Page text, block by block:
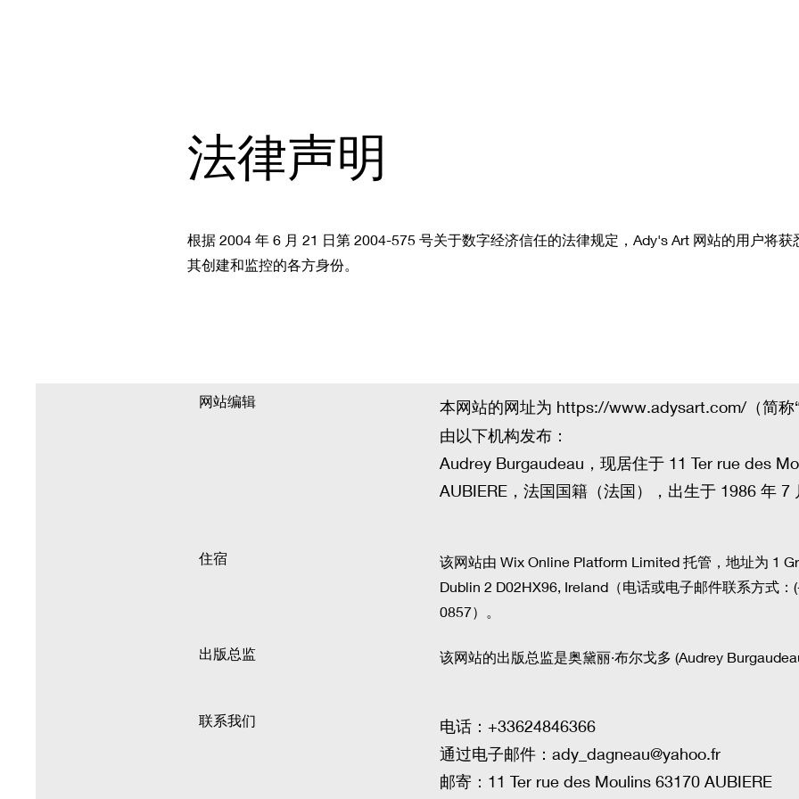
法律声明
根据 2004 年 6 月 21 日第 2004-575 号关于数字经济信任的法律规定，Ady's Art 网站的用户将获
其创建和监控的各方身份。
网站编辑 本网站的网址为 https://www.adysart.com/（简称
由以下机构发布：
Audrey Burgaudeau，现居住于 11 Ter rue des
AUBIERE，法国国籍（法国），出生于 1986 年 7
住宿
该网站由 Wix Online Platform Limited 托管，地址为 1
Dublin 2 D02HX96, Ireland（电话或电子邮件联系方式：
0857）。
出版总监
联系我们
该网站的出版总监是奥黛丽·布尔戈多 (Audrey
电话：+33624846366
通过电子邮件： ady_dagneau@yahoo.fr
邮寄：11 Ter rue des Moulins 63170 AUBIERE